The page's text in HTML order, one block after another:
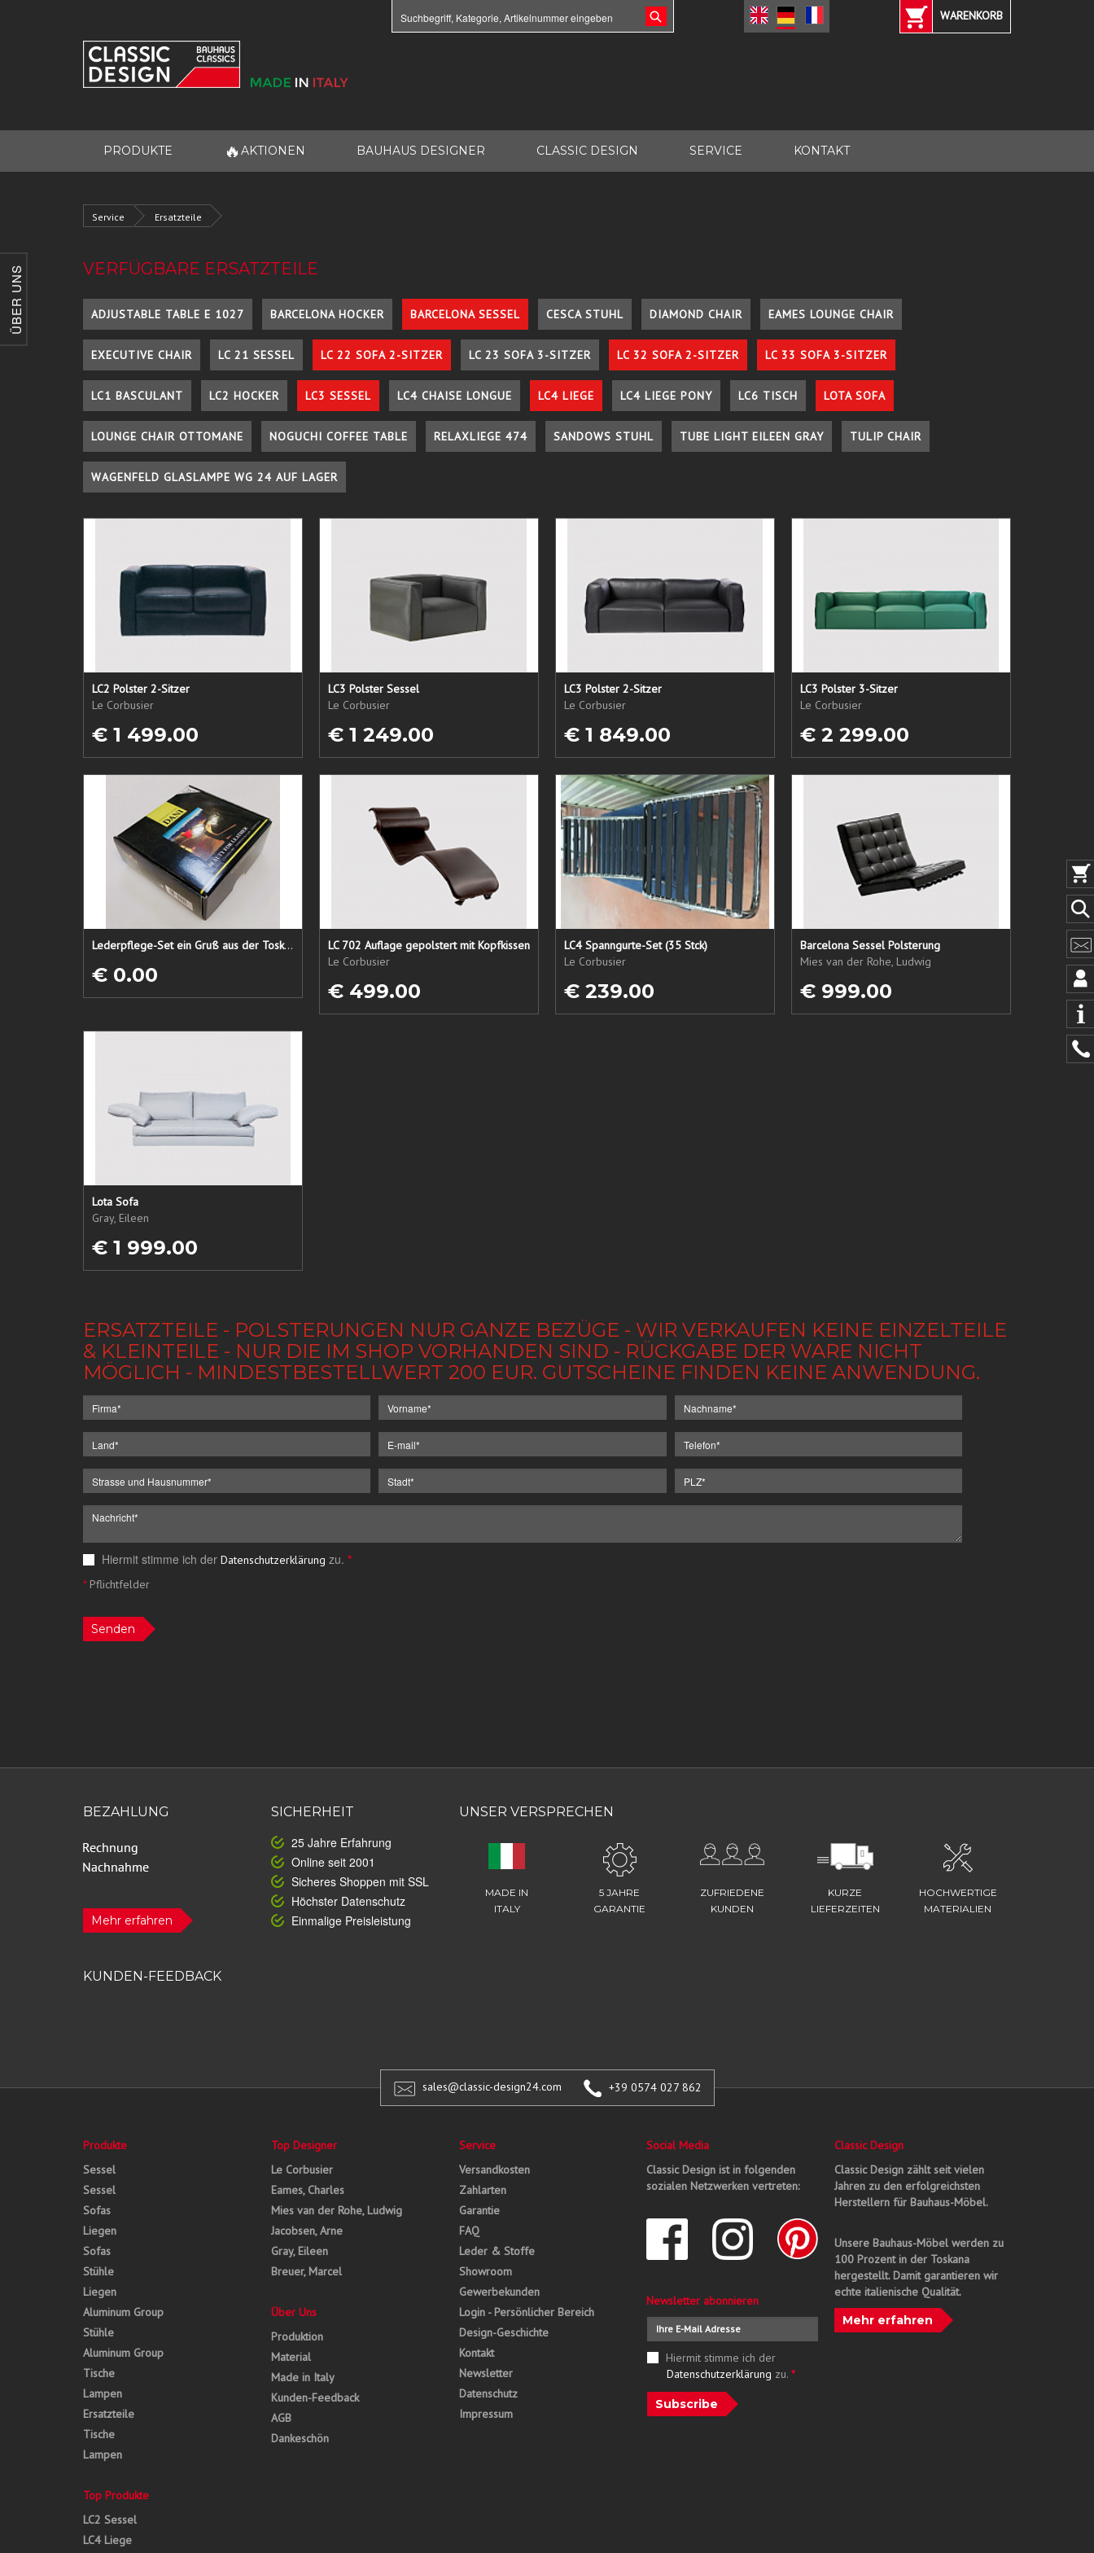
ÜBER UNS
WARENKORB
PRODUKTE 🔥 AKTIONEN BAUHAUS DESIGNER CLASSIC DESIGN SERVICE KONTAKT
Service Ersatzteile
VERFÜGBARE ERSATZTEILE
ADJUSTABLE TABLE E 1027 BARCELONA HOCKER BARCELONA SESSEL CESCA STUHL DIAMOND CHAIR EAMES LOUNGE CHAIR
EXECUTIVE CHAIR LC 21 SESSEL LC 22 SOFA 2-SITZER LC 23 SOFA 3-SITZER LC 32 SOFA 2-SITZER LC 33 SOFA 3-SITZER
LC1 BASCULANT LC2 HOCKER LC3 SESSEL LC4 CHAISE LONGUE LC4 LIEGE LC4 LIEGE PONY LC6 TISCH LOTA SOFA
LOUNGE CHAIR OTTOMANE NOGUCHI COFFEE TABLE RELAXLIEGE 474 SANDOWS STUHL TUBE LIGHT EILEEN GRAY TULIP CHAIR
WAGENFELD GLASLAMPE WG 24 AUF LAGER
LC2 Polster 2-Sitzer
Le Corbusier
€ 1 499.00
LC3 Polster Sessel
Le Corbusier
€ 1 249.00
LC3 Polster 2-Sitzer
Le Corbusier
€ 1 849.00
LC3 Polster 3-Sitzer
Le Corbusier
€ 2 299.00
Lederpflege-Set ein Gruß aus der Toskana...
€ 0.00
LC 702 Auflage gepolstert mit Kopfkissen
Le Corbusier
€ 499.00
LC4 Spanngurte-Set (35 Stck)
Le Corbusier
€ 239.00
Barcelona Sessel Polsterung
Mies van der Rohe, Ludwig
€ 999.00
Lota Sofa
Gray, Eileen
€ 1 999.00
ERSATZTEILE - POLSTERUNGEN NUR GANZE BEZÜGE - WIR VERKAUFEN KEINE EINZELTEILE
& KLEINTEILE - NUR DIE IM SHOP VORHANDEN SIND - RÜCKGABE DER WARE NICHT
MÖGLICH - MINDESTBESTELLWERT 200 EUR. GUTSCHEINE FINDEN KEINE ANWENDUNG.
Hiermit stimme ich der Datenschutzerklärung zu. *
*Pflichtfelder
Senden
BEZAHLUNG
Mehr erfahren
SICHERHEIT
25 Jahre Erfahrung
Online seit 2001
Sicheres Shoppen mit SSL
Höchster Datenschutz
Einmalige Preisleistung
UNSER VERSPRECHEN
MADE IN
ITALY
5 JAHRE
GARANTIE
ZUFRIEDENE
KUNDEN
KURZE
LIEFERZEITEN
HOCHWERTIGE
MATERIALIEN
KUNDEN-FEEDBACK
sales@classic-design24.com +39 0574 027 862
Produkte
Sessel
Sessel
Sofas
Liegen
Sofas
Stühle
Liegen
Aluminum Group
Stühle
Aluminum Group
Tische
Lampen
Ersatzteile
Tische
Lampen
Top Produkte
LC2 Sessel
LC4 Liege
Top Designer
Le Corbusier
Eames, Charles
Mies van der Rohe, Ludwig
Jacobsen, Arne
Gray, Eileen
Breuer, Marcel
Über Uns
Produktion
Material
Made in Italy
Kunden-Feedback
AGB
Dankeschön
Service
Versandkosten
Zahlarten
Garantie
FAQ
Leder & Stoffe
Showroom
Gewerbekunden
Login - Persönlicher Bereich
Design-Geschichte
Kontakt
Newsletter
Datenschutz
Impressum
Social Media
Classic Design ist in folgenden
sozialen Netzwerken vertreten:
Newsletter abonnieren
Hiermit stimme ich der
Datenschutzerklärung zu. *
Subscribe
Classic Design
Classic Design zählt seit vielen
Jahren zu den erfolgreichsten
Herstellern für Bauhaus-Möbel.
Unsere Bauhaus-Möbel werden zu
100 Prozent in der Toskana
hergestellt. Damit garantieren wir
echte italienische Qualität.
Mehr erfahren